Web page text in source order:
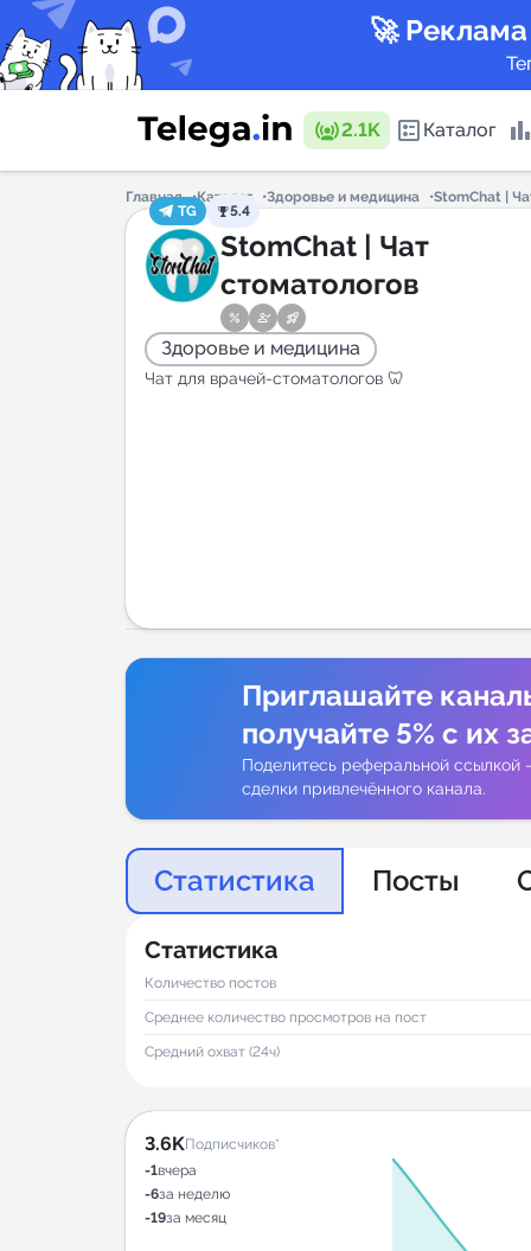
🚀
2.1K Каталог
Каталог
Главная Каталог Здоровье и медицина
StomChat |
TG
5.4
StomChat | Чат
стоматологов
Здоровье и медицина
Чат для врачей-стоматологов 🦷
Приглашайте
получайте 5% с их
Поделитесь реферальной ссылкой
сделки привлечённого канала.
Статистика Посты
Статистика
Количество постов
Среднее количество просмотров на пост
Средний охват (24ч)
3.6KПодписчиков*
-1вчера
-6за неделю
-19за месяц